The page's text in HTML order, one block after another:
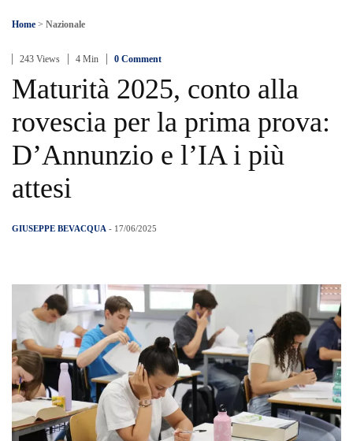
Home > Nazionale
243 Views 4 Min 0 Comment
Maturità 2025, conto alla
rovescia per la prima prova:
D’Annunzio e l’IA i più
attesi
GIUSEPPE BEVACQUA - 17/06/2025